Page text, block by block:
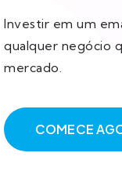
Investir em um
qualquer negócio
mercado.
COMECE